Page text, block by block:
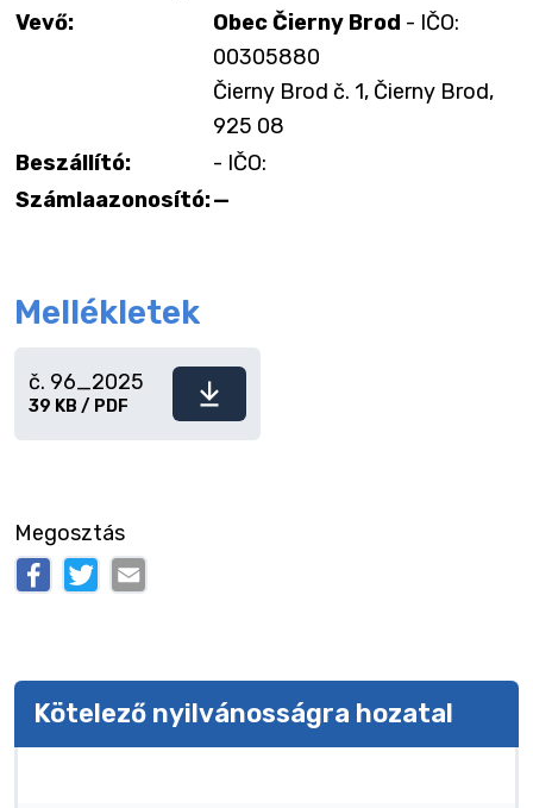
Vevő:
Obec Čierny Brod - IČO:
00305880
Čierny Brod č. 1, Čierny Brod,
925 08
Beszállító:
- IČO:
Számlaazonosító:—
Mellékletek
Fájl
č. 96_2025
39 KB / PDF
Megosztás
Kötelező nyilvánosságra hozatal